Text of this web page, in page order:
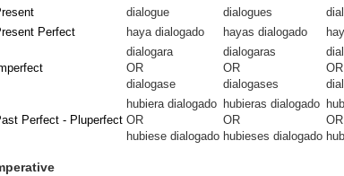
dialogue dialogues
Perfect
haya dialogado hayas dialogado
dialogara
OR
dialogase
dialogaras
OR
dialogases
OR
Perfect - Pluperfect
hubiera dialogado
OR
hubiese dialogado
hubieras dialogado
OR
hubieses dialogado
OR